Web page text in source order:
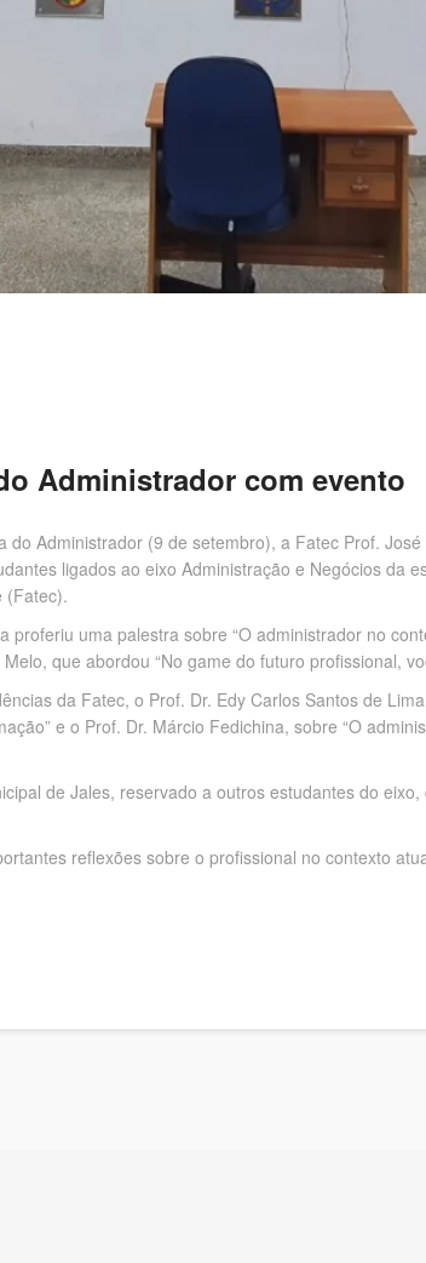
Administrador com evento
Administrador (9 de setembro), a Fatec Prof.
ligados ao eixo Administração e Negócios da
(Fatec).
proferiu uma palestra sobre “O administrador no
que abordou “No game do futuro profissional,
da Fatec, o Prof. Dr. Edy Carlos Santos de
e o Prof. Dr. Márcio Fedichina, sobre “O
de Jales, reservado a outros estudantes do
reflexões sobre o profissional no contexto